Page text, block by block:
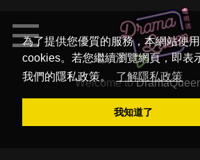
為了提供您優質的服務，本網站使用
cookies。若您繼續瀏覽網頁，即表
我們的隱私政策。
了解隱私政策
我知道了
Welcome to